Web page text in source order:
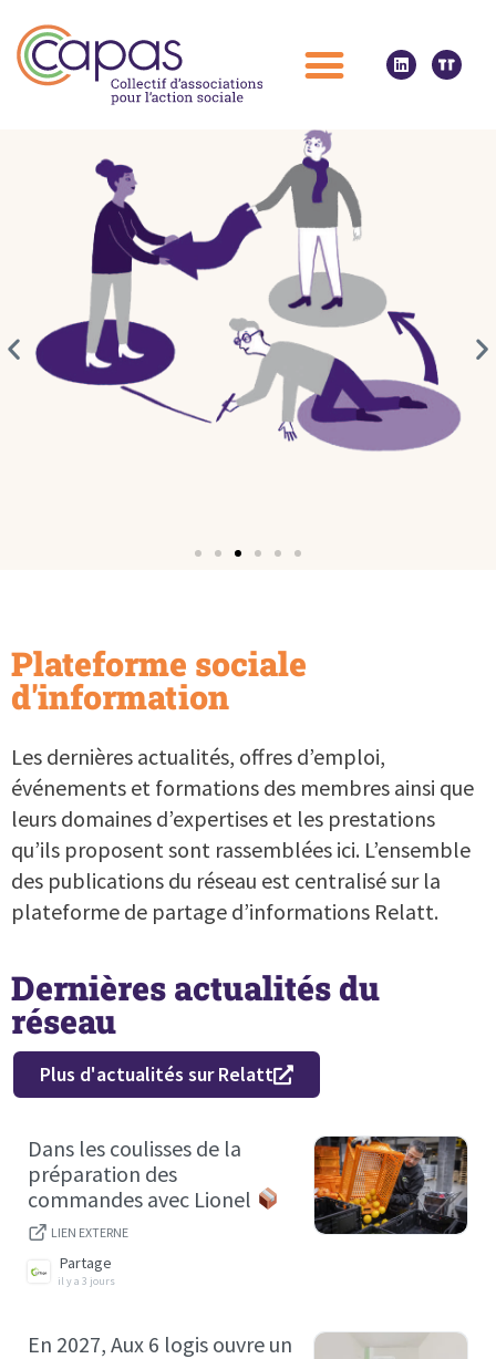
Assemblée générale 2026
Le CAPAS compte désormais une organisation membre supplémentaire
et voit son comité s’étoffer d’une nouvelle membre.
En savoir plus
Plateforme sociale
d'information
Les dernières actualités, offres d’emploi,
événements et formations des membres ainsi que
leurs domaines d’expertises et les prestations
qu’ils proposent sont rassemblées ici. L’ensemble
des publications du réseau est centralisé sur la
plateforme de partage d’informations Relatt.
Dernières actualités du
réseau
Plus d'actualités sur Relatt
Dans les coulisses de la
préparation des
commandes avec Lionel
LIEN EXTERNE
Partage
il y a 3 jours
En 2027, Aux 6 logis ouvre un